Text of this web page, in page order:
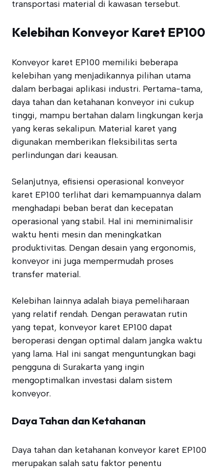
transportasi material di kawasan tersebut.
Kelebihan Konveyor Karet EP100
Konveyor karet EP100 memiliki beberapa
kelebihan yang menjadikannya pilihan utama
dalam berbagai aplikasi industri. Pertama-tama,
daya tahan dan ketahanan konveyor ini cukup
tinggi, mampu bertahan dalam lingkungan kerja
yang keras sekalipun. Material karet yang
digunakan memberikan fleksibilitas serta
perlindungan dari keausan.
Selanjutnya, efisiensi operasional konveyor
karet EP100 terlihat dari kemampuannya dalam
menghadapi beban berat dan kecepatan
operasional yang stabil. Hal ini meminimalisir
waktu henti mesin dan meningkatkan
produktivitas. Dengan desain yang ergonomis,
konveyor ini juga mempermudah proses
transfer material.
Kelebihan lainnya adalah biaya pemeliharaan
yang relatif rendah. Dengan perawatan rutin
yang tepat, konveyor karet EP100 dapat
beroperasi dengan optimal dalam jangka waktu
yang lama. Hal ini sangat menguntungkan bagi
pengguna di Surakarta yang ingin
mengoptimalkan investasi dalam sistem
konveyor.
Daya Tahan dan Ketahanan
Daya tahan dan ketahanan konveyor karet EP100
merupakan salah satu faktor penentu